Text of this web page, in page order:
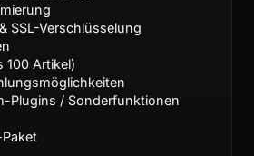
SSL-Verschlüsselung
100 Artikel)
Plugins / Sonderfunktionen